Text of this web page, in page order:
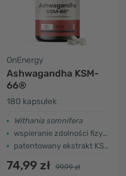
OnEnergy
Ashwagandha KSM-
66®
180 kapsułek
Withania somnifera
wspieranie zdolności fizycznych i umysłowych
patentowany ekstrakt KSM-66®
74,99 zł 99,99 zł